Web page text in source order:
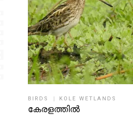
BIRDS KOLE WETLANDS
കേരളത്തിൽ